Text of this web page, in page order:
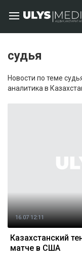
судья
Новости по теме
аналитика в
16.07 12:11
Казахстанский
матче в США